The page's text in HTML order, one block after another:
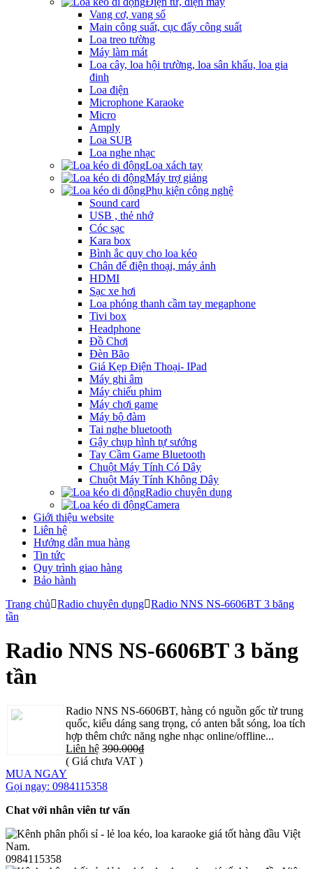
Vang cơ, vang số
Main công suất, cục đẩy công suất
Loa treo tường
Máy làm mát
Loa cây, loa hội trường, loa sân khấu, loa gia
đinh
Loa điện
Microphone Karaoke
Micro
Amply
Loa SUB
Loa nghe nhạc
Loa xách tay
Máy trợ giảng
Phụ kiện công nghệ
Sound card
USB , thẻ nhớ
Cóc sạc
Kara box
Bình ắc quy cho loa kéo
Chân để điện thoại, máy ảnh
HDMI
Sạc xe hơi
Loa phóng thanh cầm tay megaphone
Tivi box
Headphone
Đồ Chơi
Đèn Bão
Giá Kẹp Điện Thoại- IPad
Máy ghi âm
Máy chiếu phim
Máy chơi game
Máy bộ đàm
Tai nghe bluetooth
Gậy chụp hình tự sướng
Tay Cầm Game Bluetooth
Chuột Máy Tính Có Dây
Chuột Máy Tính Không Dây
Radio chuyên dụng
Camera
Giới thiệu website
Liên hệ
Hướng dẫn mua hàng
Tin tức
Quy trình giao hàng
Bảo hành
Trang chủ
Radio chuyên dụng Radio NNS NS-6606BT 3 băng
tần
Radio NNS NS-6606BT 3 băng
tần
Radio NNS NS-6606BT, hàng có nguồn gốc từ trung
quốc, kiểu dáng sang trọng, có anten bắt sóng, loa tích
hợp thêm chức năng nghe nhạc online/offline...
Liên hệ 390.000₫
( Giá chưa VAT )
MUA NGAY
Gọi ngay: 0984115358
Chat với nhân viên tư vấn
0984115358